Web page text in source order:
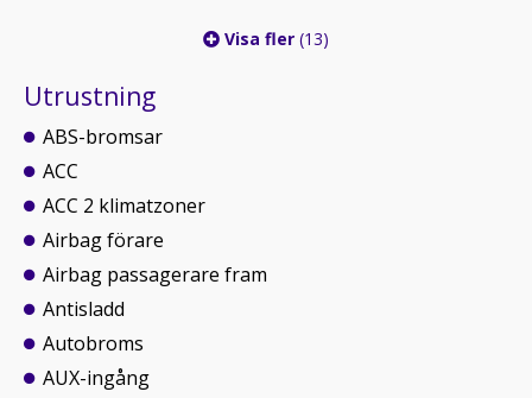
Visa fler (13)
Utrustning
ABS-bromsar
ACC
ACC 2 klimatzoner
Airbag förare
Airbag passagerare fram
Antisladd
Autobroms
AUX-ingång